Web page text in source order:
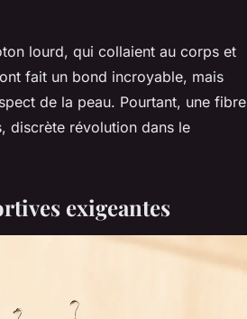
lourd, qui collaient au corps et
fait un bond incroyable, mais
de la peau. Pourtant, une fibre
discrète révolution dans le
exigeantes